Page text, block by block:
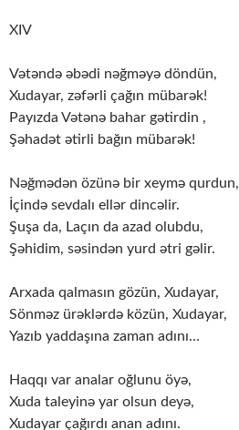
XIV
Vətəndə əbədi nəğməyə döndün,
Xudayar, zəfərli çağın mübarək!
Payızda Vətənə bahar gətirdin ,
Şəhadət ətirli bağın mübarək!
Nəğmədən özünə bir xeymə qurdun,
İçində sevdalı ellər dincəlir.
Şuşa da, Laçın da azad olubdu,
Şəhidim, səsindən yurd ətri gəlir.
Arxada qalmasın gözün, Xudayar,
Sönməz ürəklərdə közün, Xudayar,
Yazıb yaddaşına zaman adını…
Haqqı var analar oğlunu öyə,
Xuda taleyinə yar olsun deyə,
Xudayar çağırdı anan adını.